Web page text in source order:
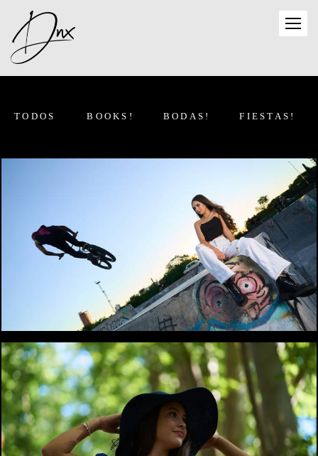
TODOS BOOKS! BODAS! FIESTAS!
1253 1